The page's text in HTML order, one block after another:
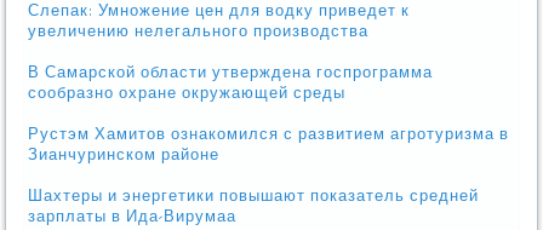
Слепак: Умножение цен для водку приведет к
увеличению нелегального производства
В Самарской области утверждена госпрограмма
сообразно охране окружающей среды
Рустэм Хамитов ознакомился с развитием агротуризма в
Зианчуринском районе
Шахтеры и энергетики повышают показатель средней
зарплаты в Ида-Вирумаа